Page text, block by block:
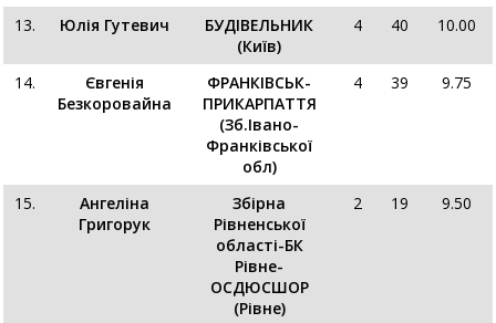
13. Юлія Гутевич
БУДІВЕЛЬНИК
(Київ)
4 40 10.00
14.
Євгенія
Безкоровайна
ФРАНКІВСЬК-
ПРИКАРПАТТЯ
(Зб.Івано-
Франківської
обл)
4 39 9.75
15.
Ангеліна
Григорук
Збірна
Рівненської
області-БК
Рівне-
ОСДЮСШОР
(Рівне)
2 19 9.50